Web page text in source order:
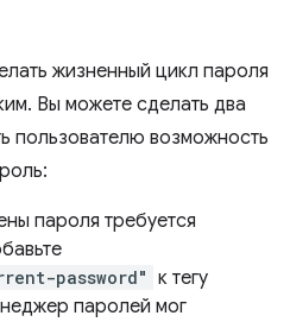
жизненный цикл пароля
Вы можете сделать два
пользователю возможность
пароля требуется
password" к тегу
паролей мог